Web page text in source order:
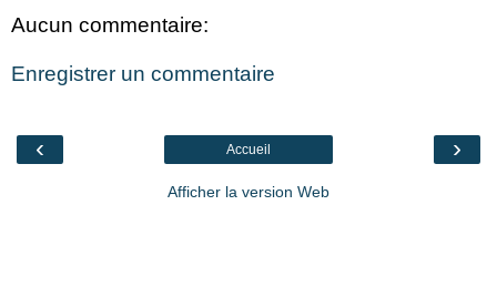
Aucun commentaire:
Enregistrer un commentaire
‹ ›
Accueil
Afficher la version Web